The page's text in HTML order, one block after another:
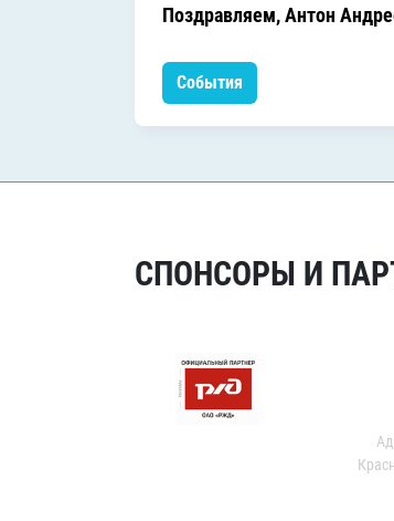
Поздравляем, Антон
События
СПОНСОРЫ И